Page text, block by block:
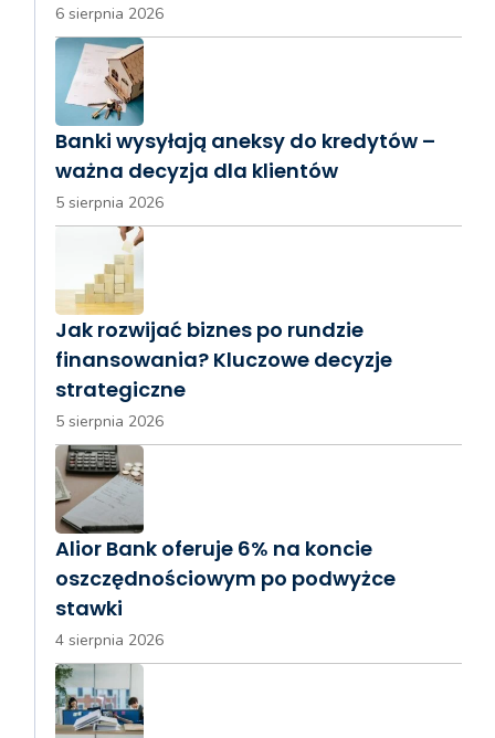
6 sierpnia 2026
Banki wysyłają aneksy do kredytów –
ważna decyzja dla klientów
5 sierpnia 2026
Jak rozwijać biznes po rundzie
finansowania? Kluczowe decyzje
strategiczne
5 sierpnia 2026
Alior Bank oferuje 6% na koncie
oszczędnościowym po podwyżce
stawki
4 sierpnia 2026